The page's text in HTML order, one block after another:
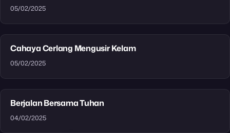
05/02/2025
Cahaya Cerlang Mengusir Kelam
05/02/2025
Berjalan Bersama Tuhan
04/02/2025